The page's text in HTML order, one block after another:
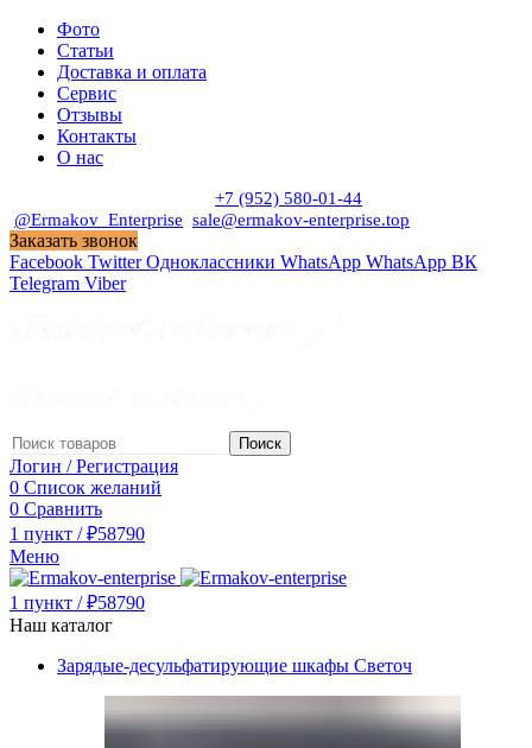
Фото
Статьи
Доставка и оплата
Сервис
Отзывы
Контакты
О нас
+7 (952) 580-01-44
@Ermakov_Enterprise sale@ermakov-enterprise.top
Заказать звонок
Facebook Twitter Одноклассники WhatsApp WhatsApp ВК
Telegram Viber
Поиск
Логин / Регистрация
0 Список желаний
0 Сравнить
1 пункт / ₽58790
Меню
1 пункт / ₽58790
Наш каталог
Зарядые-десульфатирующие шкафы Светоч